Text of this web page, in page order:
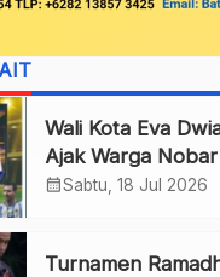
Wali Kota Eva
Ajak Warga
Piala Dunia 2026
calendar_monthSabtu, 18 Jul 2026
Turnamen